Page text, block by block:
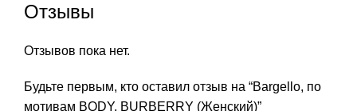
Отзывы
Отзывов пока нет.
Будьте первым, кто оставил отзыв на “Bargello, по
мотивам BODY, BURBERRY (Женский)”